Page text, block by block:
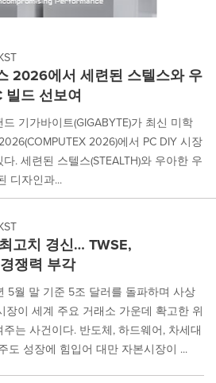
2026에서 세련된 스텔스와 우
빌드 선보여
기가바이트(GIGABYTE)가 최신 미학
2026)에서 PC DIY 시장
. 세련된 스텔스(STEALTH)와 우아한 우
디자인과...
고치 경신… TWSE,
쟁력 부각
5월 말 기준 5조 달러를 돌파하며 사상
장이 세계 주요 거래소 가운데 확고한 위
는 사건이다. 반도체, 하드웨어, 차세대
도 성장에 힘입어 대만 자본시장이 ...